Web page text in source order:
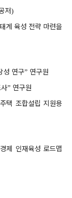
저)
계 육성 전략 마련을
성 연구” 연구원
” 연구원
택 조합설립 지원용
제 인재육성 로드맵